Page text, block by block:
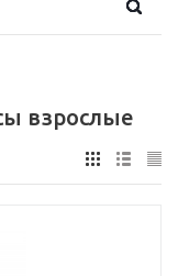
взрослые